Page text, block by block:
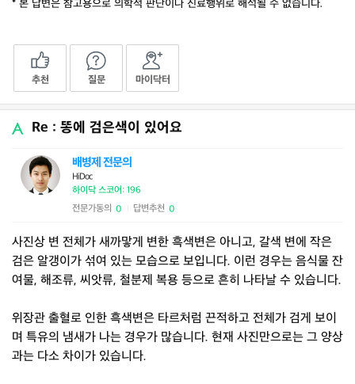
* 본 답변은 참고용으로 의학적 판단이나 진료행위로 해석될 수 없습니다.
추천 질문 마이닥터
Re : 똥에 검은색이 있어요
배병제 전문의
HiDoc
하이닥 스코어: 196
전문가동의 0 답변추천 0
사진상 변 전체가 새까맣게 변한 흑색변은 아니고, 갈색 변에 작은
검은 알갱이가 섞여 있는 모습으로 보입니다. 이런 경우는 음식물 잔
여물, 해조류, 씨앗류, 철분제 복용 등으로 흔히 나타날 수 있습니다.
위장관 출혈로 인한 흑색변은 타르처럼 끈적하고 전체가 검게 보이
며 특유의 냄새가 나는 경우가 많습니다. 현재 사진만으로는 그 양상
과는 다소 차이가 있습니다.